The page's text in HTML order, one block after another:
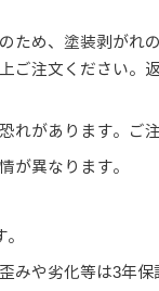
ため、塗装剥がれ
ご注文ください。
れがあります。ご
が異なります。
みや劣化等は3年保